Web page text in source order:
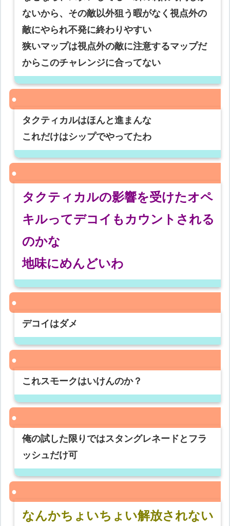
ないから、その敵以外狙う暇がなく視点外の
敵にやられ不発に終わりやすい
狭いマップは視点外の敵に注意するマップだ
からこのチャレンジに合ってない
タクティカルはほんと進まんな
これだけはシップでやってたわ
タクティカルの影響を受けたオペ
キルってデコイもカウントされる
のかな
地味にめんどいわ
デコイはダメ
これスモークはいけんのか？
俺の試した限りではスタングレネードとフラ
ッシュだけ可
なんかちょいちょい解放されない